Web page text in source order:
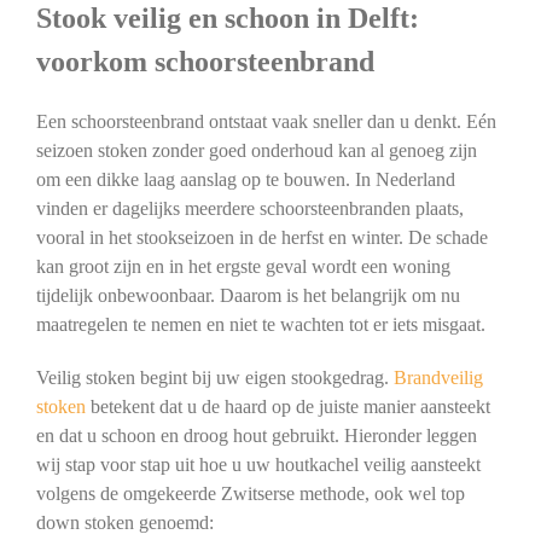
Stook veilig en schoon in Delft:
voorkom schoorsteenbrand
Een schoorsteenbrand ontstaat vaak sneller dan u denkt. Eén
seizoen stoken zonder goed onderhoud kan al genoeg zijn
om een dikke laag aanslag op te bouwen. In Nederland
vinden er dagelijks meerdere schoorsteenbranden plaats,
vooral in het stookseizoen in de herfst en winter. De schade
kan groot zijn en in het ergste geval wordt een woning
tijdelijk onbewoonbaar. Daarom is het belangrijk om nu
maatregelen te nemen en niet te wachten tot er iets misgaat.
Veilig stoken begint bij uw eigen stookgedrag. Brandveilig
stoken betekent dat u de haard op de juiste manier aansteekt
en dat u schoon en droog hout gebruikt. Hieronder leggen
wij stap voor stap uit hoe u uw houtkachel veilig aansteekt
volgens de omgekeerde Zwitserse methode, ook wel top
down stoken genoemd: